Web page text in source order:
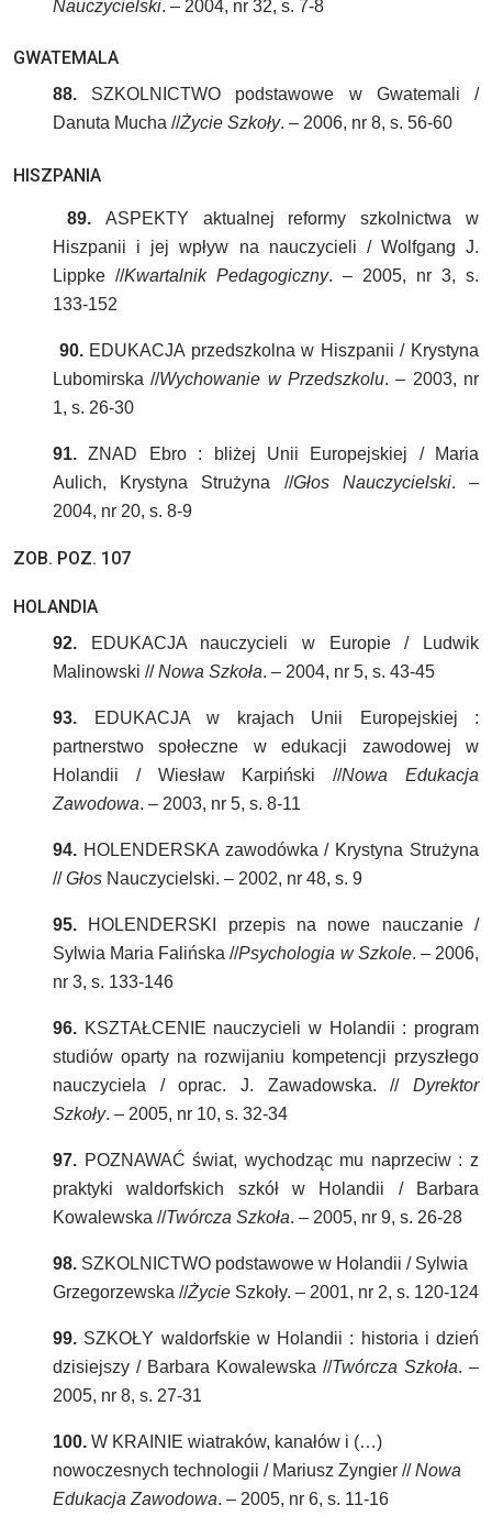
Nauczycielski. – 2004, nr 32, s. 7-8
GWATEMALA
88. SZKOLNICTWO podstawowe w Gwatemali /
Danuta Mucha //Życie Szkoły. – 2006, nr 8, s. 56-60
HISZPANIA
89. ASPEKTY aktualnej reformy szkolnictwa w
Hiszpanii i jej wpływ na nauczycieli / Wolfgang J.
Lippke //Kwartalnik Pedagogiczny. – 2005, nr 3, s.
133-152
90. EDUKACJA przedszkolna w Hiszpanii / Krystyna
Lubomirska //Wychowanie w Przedszkolu. – 2003, nr
1, s. 26-30
91.ZNAD Ebro : bliżej Unii Europejskiej / Maria
Aulich, Krystyna Strużyna //Głos Nauczycielski. –
2004, nr 20, s. 8-9
ZOB. POZ. 107
HOLANDIA
92.
EDUKACJA nauczycieli w Europie / Ludwik
Malinowski //Nowa Szkoła. – 2004, nr 5, s. 43-45
93.
EDUKACJA w krajach Unii Europejskiej :
partnerstwo społeczne w edukacji zawodowej w
Holandii / Wiesław Karpiński //Nowa Edukacja
Zawodowa. – 2003, nr 5, s. 8-11
94. HOLENDERSKA zawodówka / Krystyna Strużyna
//Głos Nauczycielski. – 2002, nr 48, s. 9
95. HOLENDERSKI przepis na nowe nauczanie /
Sylwia Maria Falińska //Psychologia w Szkole. – 2006,
nr 3, s. 133-146
96. KSZTAŁCENIE nauczycieli w Holandii : program
studiów oparty na rozwijaniu kompetencji przyszłego
nauczyciela / oprac. J. Zawadowska. // Dyrektor
Szkoły. – 2005, nr 10, s. 32-34
97. POZNAWAĆ świat, wychodząc mu naprzeciw : z
praktyki waldorfskich szkół w Holandii / Barbara
Kowalewska //Twórcza Szkoła. – 2005, nr 9, s. 26-28
98. SZKOLNICTWO podstawowe w Holandii / Sylwia
Grzegorzewska //Życie Szkoły. – 2001, nr 2, s. 120-124
99. SZKOŁY waldorfskie w Holandii : historia i dzień
dzisiejszy / Barbara Kowalewska //Twórcza Szkoła. –
2005, nr 8, s. 27-31
100. W KRAINIE wiatraków, kanałów i (…)
nowoczesnych technologii / Mariusz Zyngier //Nowa
Edukacja Zawodowa. – 2005, nr 6, s. 11-16